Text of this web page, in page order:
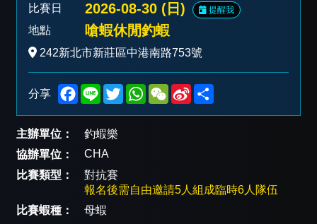
比賽日
2026-08-30 (日) 提醒我
地點 嗆蝦休閒釣蝦
242新北市新莊區中港南路753號
分享
F
a
c
L
n
T
w
i
W
h
a
W
e
C
S
n
a
主辦單位：
釣蝦樂
協辦單位：
CHA
比賽類型：
對抗賽
報名後需自由邀請5人組成臨時6人隊伍
比賽蝦種：
母蝦